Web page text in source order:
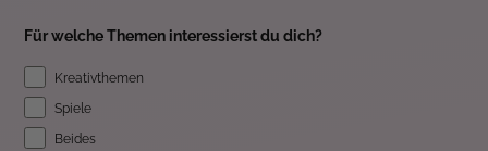
Für welche Themen interessierst du dich?
Kreativthemen
Spiele
Beides